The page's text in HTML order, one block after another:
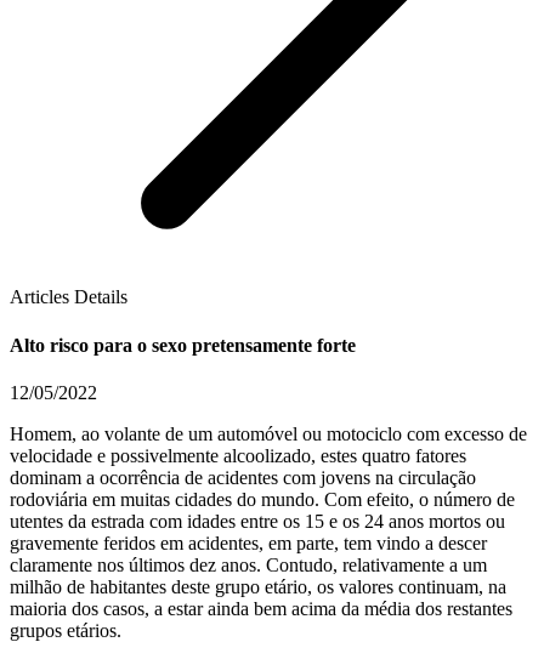
Articles Details
Alto risco para o sexo pretensamente forte
12/05/2022
Homem, ao volante de um automóvel ou motociclo com excesso de
velocidade e possivelmente alcoolizado, estes quatro fatores
dominam a ocorrência de acidentes com jovens na circulação
rodoviária em muitas cidades do mundo. Com efeito, o número de
utentes da estrada com idades entre os 15 e os 24 anos mortos ou
gravemente feridos em acidentes, em parte, tem vindo a descer
claramente nos últimos dez anos. Contudo, relativamente a um
milhão de habitantes deste grupo etário, os valores continuam, na
maioria dos casos, a estar ainda bem acima da média dos restantes
grupos etários.